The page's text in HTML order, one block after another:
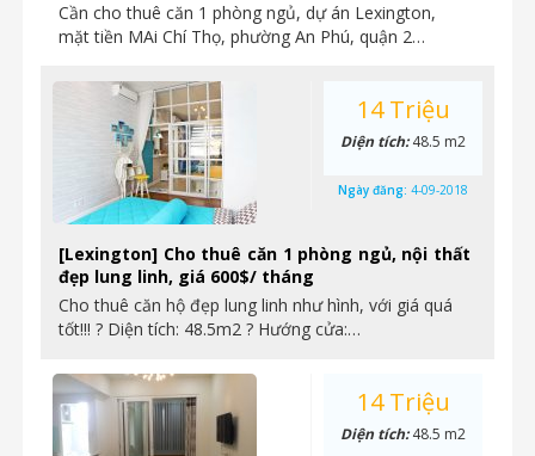
Cần cho thuê căn 1 phòng ngủ, dự án Lexington,
mặt tiền MAi Chí Thọ, phường An Phú, quận 2…
[Lexington] Cho thuê căn 1 phòng ngủ, nội thất
đẹp lung linh, giá 600$/ tháng
Cho thuê căn hộ đẹp lung linh như hình, với giá quá
tốt!!! ? Diện tích: 48.5m2 ? Hướng cửa:…
14 Triệu
Diện tích:48.5 m2
Ngày đăng: 4-09-2018
14 Triệu
Diện tích:48.5 m2